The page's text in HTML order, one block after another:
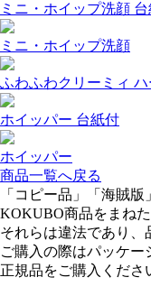
ミニ・ホイップ洗顔
ミニ・ホイップ洗顔
ふわふわクリーミィ
ホイッパー 台紙付
ホイッパー
商品一覧へ戻る
「コピー品」「海賊
KOKUBO商品をまね
それらは違法であり、
ご購入の際はパッケー
正規品をご購入くださ